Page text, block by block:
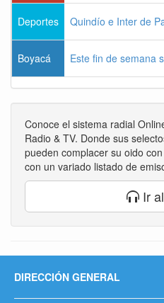
Deportes Quindío e Inter de
Boyacá Este fin de semana
Conoce el sistema radial
Radio & TV. Donde sus
pueden complacer su oido
con un variado listado de
Ir
DIRECCIÓN GENERAL